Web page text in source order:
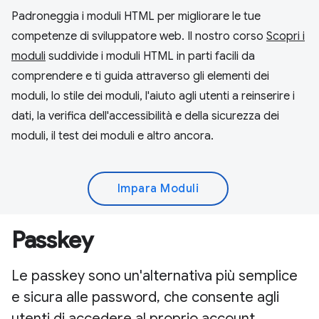
Padroneggia i moduli HTML per migliorare le tue
competenze di sviluppatore web. Il nostro corso Scopri i
moduli suddivide i moduli HTML in parti facili da
comprendere e ti guida attraverso gli elementi dei
moduli, lo stile dei moduli, l'aiuto agli utenti a reinserire i
dati, la verifica dell'accessibilità e della sicurezza dei
moduli, il test dei moduli e altro ancora.
Impara Moduli
Passkey
Le passkey sono un'alternativa più semplice
e sicura alle password, che consente agli